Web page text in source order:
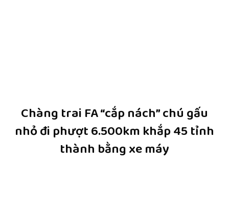
Chàng trai FA “cắp nách” chú gấu
nhỏ đi phượt 6.500km khắp 45 tỉnh
thành bằng xe máy